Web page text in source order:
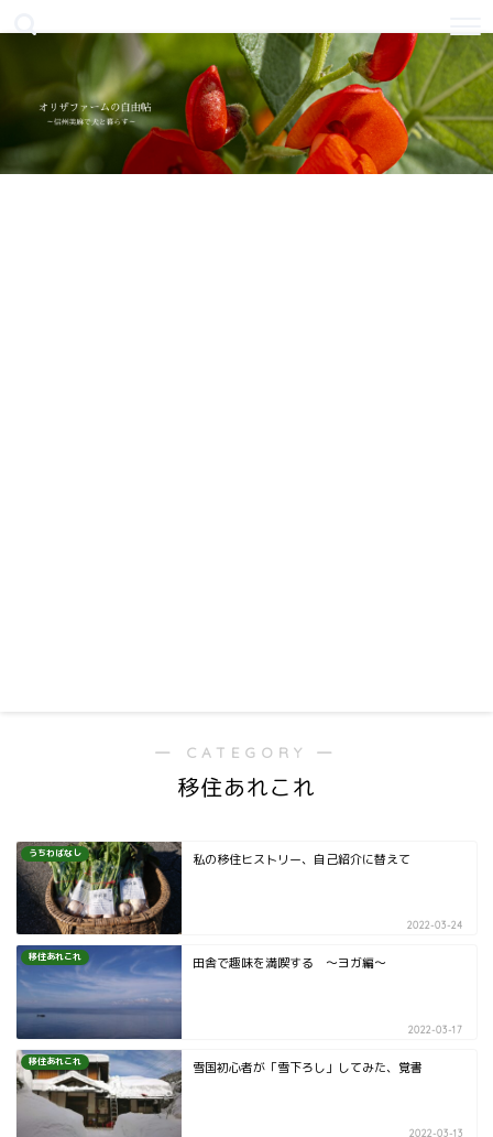
― CATEGORY ―
移住あれこれ
うちわばなし 私の移住ヒストリー、自己紹介に替えて
2022-03-24
移住あれこれ 田舎で趣味を満喫する ～ヨガ編～
2022-03-17
移住あれこれ 雪国初心者が「雪下ろし」してみた、覚書
2022-03-13